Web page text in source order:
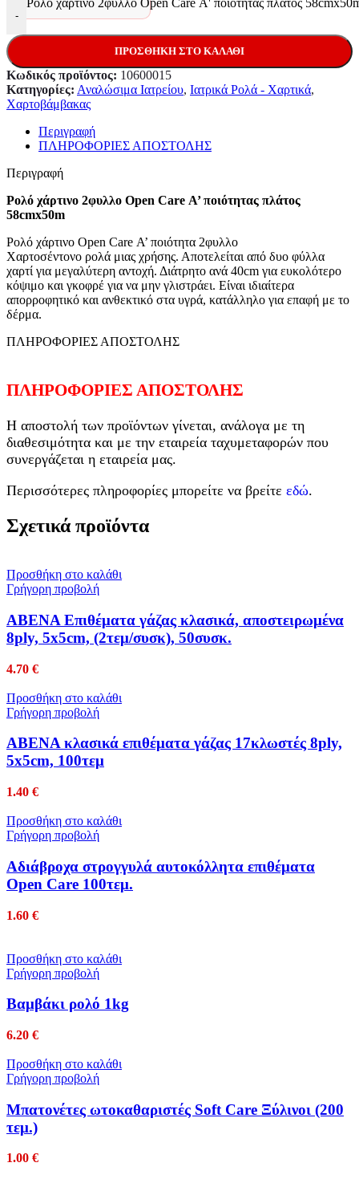
-
Ρολό χάρτινο 2φυλλο Open Care Α' ποιότητας πλάτος
ΠΡΟΣΘΉΚΗ ΣΤΟ ΚΑΛΆΘΙ
Κωδικός προϊόντος: 10600015
Κατηγορίες: Αναλώσιμα Ιατρείου, Ιατρικά Ρολά - Χαρτικά,
Χαρτοβάμβακας
Περιγραφή
ΠΛΗΡΟΦΟΡΙΕΣ ΑΠΟΣΤΟΛΗΣ
Περιγραφή
Ρολό χάρτινο 2φυλλο Open Care Α’ ποιότητας πλάτος
58cmx50m
Ρολό χάρτινο Open Care Α’ ποιότητα 2φυλλο
Χαρτοσέντονο ρολά μιας χρήσης. Αποτελείται από δυο φύλλα
χαρτί για μεγαλύτερη αντοχή. Διάτρητο ανά 40cm για ευκολότερο
κόψιμο και γκοφρέ για να μην γλιστράει. Είναι ιδιαίτερα
απορροφητικό και ανθεκτικό στα υγρά, κατάλληλο για επαφή με το
δέρμα.
ΠΛΗΡΟΦΟΡΙΕΣ ΑΠΟΣΤΟΛΗΣ
ΠΛΗΡΟΦΟΡΙΕΣ ΑΠΟΣΤΟΛΗΣ
Η αποστολή των προϊόντων γίνεται, ανάλογα με τη
διαθεσιμότητα και με την εταιρεία ταχυμεταφορών που
συνεργάζεται η εταιρεία μας.
Περισσότερες πληροφορίες μπορείτε να βρείτε εδώ.
Σχετικά προϊόντα
Προσθήκη στο καλάθι
Γρήγορη προβολή
ABENA Επιθέματα γάζας κλασικά, αποστειρωμένα
8ply, 5x5cm, (2τεμ/συσκ), 50συσκ.
4.70 €
Προσθήκη στο καλάθι
Γρήγορη προβολή
ABENA κλασικά επιθέματα γάζας 17κλωστές 8ply,
5x5cm, 100τεμ
1.40 €
Προσθήκη στο καλάθι
Γρήγορη προβολή
Αδιάβροχα στρογγυλά αυτοκόλλητα επιθέματα
Open Care 100τεμ.
1.60 €
Προσθήκη στο καλάθι
Γρήγορη προβολή
Βαμβάκι ρολό 1kg
6.20 €
Προσθήκη στο καλάθι
Γρήγορη προβολή
Μπατονέτες ωτοκαθαριστές Soft Care Ξύλινοι (200
τεμ.)
1.00 €